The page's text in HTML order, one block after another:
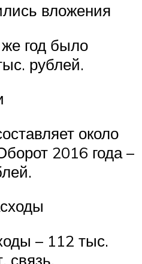
вложения
год было
рублей.
около
2016 года –
– 112 тыс.
связь,